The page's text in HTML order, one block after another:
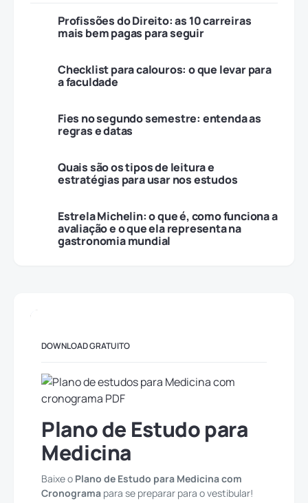
Profissões do Direito: as 10 carreiras
mais bem pagas para seguir
Checklist para calouros: o que levar para
a faculdade
Fies no segundo semestre: entenda as
regras e datas
Quais são os tipos de leitura e
estratégias para usar nos estudos
Estrela Michelin: o que é, como funciona a
avaliação e o que ela representa na
gastronomia mundial
DOWNLOAD GRATUITO
Plano de Estudo para
Medicina
Baixe o Plano de Estudo para Medicina com
Cronograma para se preparar para o vestibular!